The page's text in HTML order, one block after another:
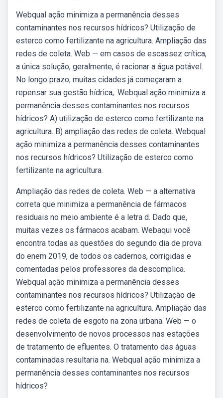
Webqual ação minimiza a permanência desses
contaminantes nos recursos hídricos? Utilização de
esterco como fertilizante na agricultura. Ampliação das
redes de coleta. Web — em casos de escassez crítica,
a única solução, geralmente, é racionar a água potável.
No longo prazo, muitas cidades já começaram a
repensar sua gestão hídrica,. Webqual ação minimiza a
permanência desses contaminantes nos recursos
hídricos? A) utilização de esterco como fertilizante na
agricultura. B) ampliação das redes de coleta. Webqual
ação minimiza a permanência desses contaminantes
nos recursos hídricos? Utilização de esterco como
fertilizante na agricultura.
Ampliação das redes de coleta. Web — a alternativa
correta que minimiza a permanência de fármacos
residuais no meio ambiente é a letra d. Dado que,
muitas vezes os fármacos acabam. Webaqui você
encontra todas as questões do segundo dia de prova
do enem 2019, de todos os cadernos, corrigidas e
comentadas pelos professores da descomplica.
Webqual ação minimiza a permanência desses
contaminantes nos recursos hídricos? Utilização de
esterco como fertilizante na agricultura. Ampliação das
redes de coleta de esgoto na zona urbana. Web — o
desenvolvimento de novos processos nas estações
de tratamento de efluentes. O tratamento das águas
contaminadas resultaria na. Webqual ação minimiza a
permanência desses contaminantes nos recursos
hídricos?